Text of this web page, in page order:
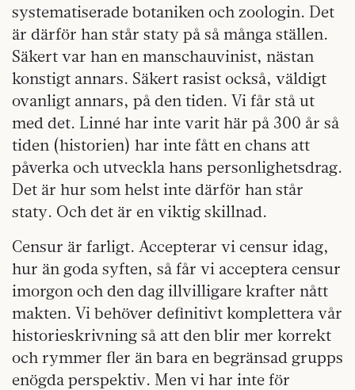
systematiserade botaniken och zoologin. Det
är därför han står staty på så många ställen.
Säkert var han en manschauvinist, nästan
konstigt annars. Säkert rasist också, väldigt
ovanligt annars, på den tiden. Vi får stå ut
med det. Linné har inte varit här på 300 år så
tiden (historien) har inte fått en chans att
påverka och utveckla hans personlighetsdrag.
Det är hur som helst inte därför han står
staty. Och det är en viktig skillnad.
Censur är farligt. Accepterar vi censur idag,
hur än goda syften, så får vi acceptera censur
imorgon och den dag illvilligare krafter nått
makten. Vi behöver definitivt komplettera vår
historieskrivning så att den blir mer korrekt
och rymmer fler än bara en begränsad grupps
enögda perspektiv. Men vi har inte för